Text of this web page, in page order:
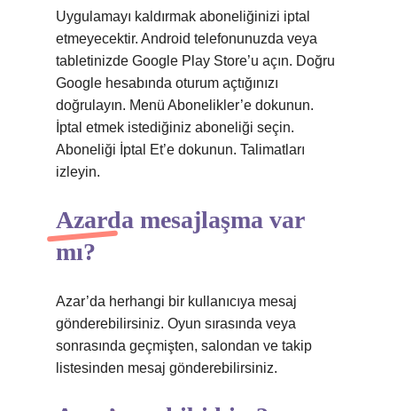
Uygulamayı kaldırmak aboneliğinizi iptal
etmeyecektir. Android telefonunuzda veya
tabletinizde Google Play Store’u açın. Doğru
Google hesabında oturum açtığınızı
doğrulayın. Menü Abonelikler’e dokunun.
İptal etmek istediğiniz aboneliği seçin.
Aboneliği İptal Et’e dokunun. Talimatları
izleyin.
Azarda mesajlaşma var
mı?
Azar’da herhangi bir kullanıcıya mesaj
gönderebilirsiniz. Oyun sırasında veya
sonrasında geçmişten, salondan ve takip
listesinden mesaj gönderebilirsiniz.